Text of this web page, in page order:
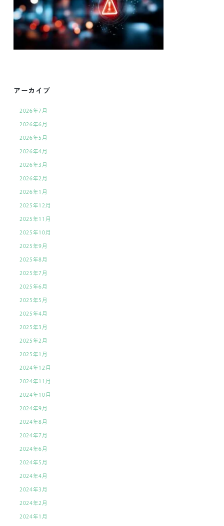
アーカイブ
2026年7月
2026年6月
2026年5月
2026年4月
2026年3月
2026年2月
2026年1月
2025年12月
2025年11月
2025年10月
2025年9月
2025年8月
2025年7月
2025年6月
2025年5月
2025年4月
2025年3月
2025年2月
2025年1月
2024年12月
2024年11月
2024年10月
2024年9月
2024年8月
2024年7月
2024年6月
2024年5月
2024年4月
2024年3月
2024年2月
2024年1月